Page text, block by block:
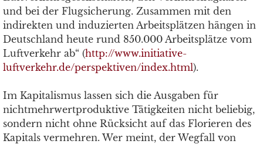
und bei der Flugsicherung. Zusammen mit den
indirekten und induzierten Arbeitsplätzen hängen in
Deutschland heute rund 850.000 Arbeitsplätze vom
Luftverkehr ab“ (http://www.initiative-
luftverkehr.de/perspektiven/index.html).
Im Kapitalismus lassen sich die Ausgaben für
nichtmehrwertproduktive Tätigkeiten nicht beliebig,
sondern nicht ohne Rücksicht auf das Florieren des
Kapitals vermehren. Wer meint, der Wegfall von